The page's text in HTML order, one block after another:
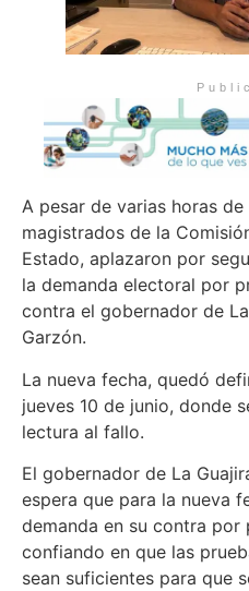
A pesar de varias horas
magistrados de la
Estado, aplazaron por
la demanda electoral por
contra el gobernador de
Garzón.
La nueva fecha, quedó
jueves 10 de junio, donde
lectura al fallo.
El gobernador de La
espera que para la nueva
demanda en su contra por
confiando en que las
sean suficientes para que